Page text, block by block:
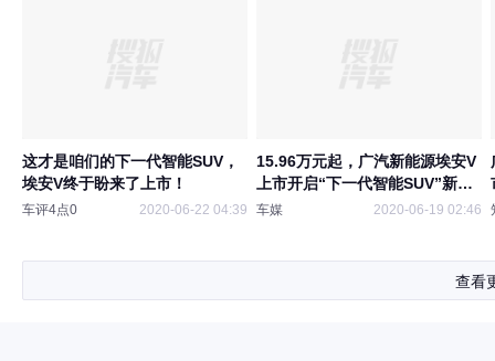
这才是咱们的下一代智能SUV，
埃安V终于盼来了上市！
车评4点0 2020-06-22 04:39
15.96万元起，广汽新能源埃安V
上市开启“下一代智能SUV”新时
代
车媒 2020-06-19 02:46
查看